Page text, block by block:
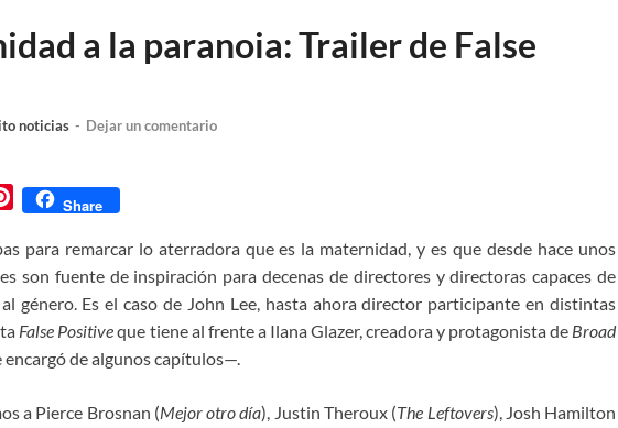
a la paranoia: Trailer de False
noticias - Dejar un comentario
P
n
t
e
r
e
t
Share
para remarcar lo aterradora que es la maternidad, y es que desde hace unos
son fuente de inspiración para decenas de directores y directoras capaces de
género. Es el caso de John Lee, hasta ahora director participante en distintas
False Positiveque tiene al frente a Ilana Glazer, creadora y protagonista de Broad
de algunos capítulos—.
a Pierce Brosnan (Mejor otro día), Justin Theroux (The Leftovers), Josh Hamilton